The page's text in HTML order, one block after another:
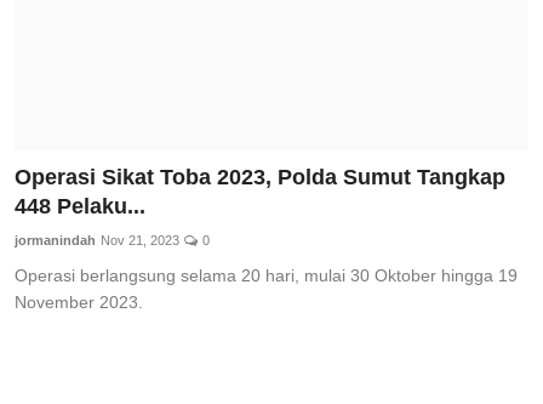
Operasi Sikat Toba 2023, Polda Sumut Tangkap
448 Pelaku...
jormanindah Nov 21, 2023 0
Operasi berlangsung selama 20 hari, mulai 30 Oktober hingga 19
November 2023.